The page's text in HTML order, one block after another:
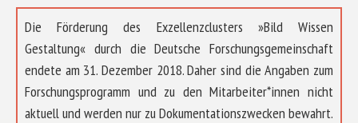
Die Förderung des Exzellenzclusters »Bild Wissen
Gestaltung« durch die Deutsche Forschungsgemeinschaft
endete am 31. Dezember 2018. Daher sind die Angaben zum
Forschungsprogramm und zu den Mitarbeiter*innen nicht
aktuell und werden nur zu Dokumentationszwecken bewahrt.